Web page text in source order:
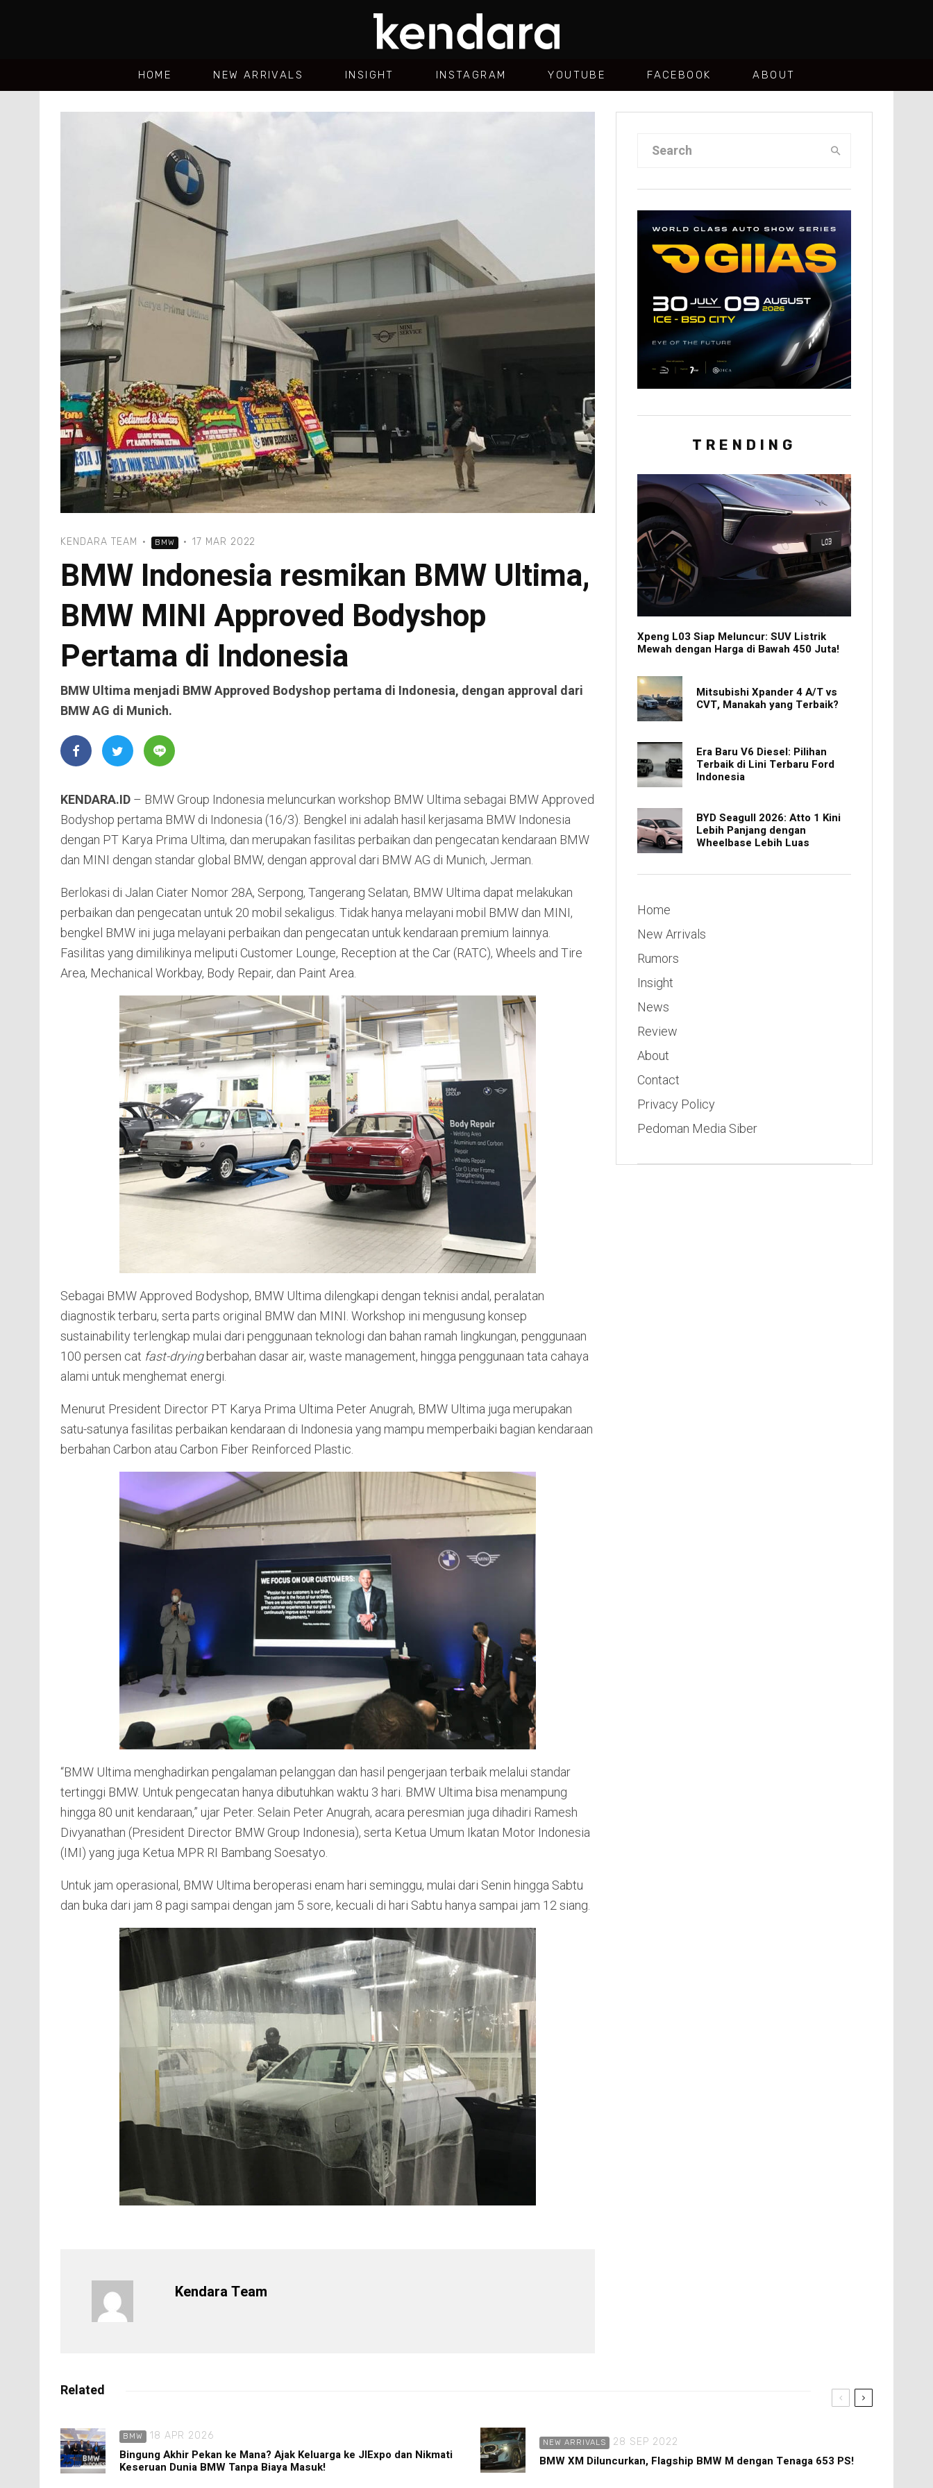
HOME NEW ARRIVALS INSIGHT INSTAGRAM YOUTUBE FACEBOOK ABOUT
KENDARA TEAM · BMW · 17 MAR 2022
BMW Indonesia resmikan BMW Ultima,
BMW MINI Approved Bodyshop
Pertama di Indonesia
BMW Ultima menjadi BMW Approved Bodyshop pertama di Indonesia, dengan approval dari
BMW AG di Munich.
KENDARA.ID – BMW Group Indonesia meluncurkan workshop BMW Ultima sebagai BMW Approved
Bodyshop pertama BMW di Indonesia (16/3). Bengkel ini adalah hasil kerjasama BMW Indonesia
dengan PT Karya Prima Ultima, dan merupakan fasilitas perbaikan dan pengecatan kendaraan BMW
dan MINI dengan standar global BMW, dengan approval dari BMW AG di Munich, Jerman.
Berlokasi di Jalan Ciater Nomor 28A, Serpong, Tangerang Selatan, BMW Ultima dapat melakukan
perbaikan dan pengecatan untuk 20 mobil sekaligus. Tidak hanya melayani mobil BMW dan MINI,
bengkel BMW ini juga melayani perbaikan dan pengecatan untuk kendaraan premium lainnya.
Fasilitas yang dimilikinya meliputi Customer Lounge, Reception at the Car (RATC), Wheels and Tire
Area, Mechanical Workbay, Body Repair, dan Paint Area.
Sebagai BMW Approved Bodyshop, BMW Ultima dilengkapi dengan teknisi andal, peralatan
diagnostik terbaru, serta parts original BMW dan MINI. Workshop ini mengusung konsep
sustainability terlengkap mulai dari penggunaan teknologi dan bahan ramah lingkungan, penggunaan
100 persen cat fast-dryingberbahan dasar air, waste management, hingga penggunaan tata cahaya
alami untuk menghemat energi.
Menurut President Director PT Karya Prima Ultima Peter Anugrah, BMW Ultima juga merupakan
satu-satunya fasilitas perbaikan kendaraan di Indonesia yang mampu memperbaiki bagian kendaraan
berbahan Carbon atau Carbon Fiber Reinforced Plastic.
“BMW Ultima menghadirkan pengalaman pelanggan dan hasil pengerjaan terbaik melalui standar
tertinggi BMW. Untuk pengecatan hanya dibutuhkan waktu 3 hari. BMW Ultima bisa menampung
hingga 80 unit kendaraan,” ujar Peter. Selain Peter Anugrah, acara peresmian juga dihadiri Ramesh
Divyanathan (President Director BMW Group Indonesia), serta Ketua Umum Ikatan Motor Indonesia
(IMI) yang juga Ketua MPR RI Bambang Soesatyo.
Untuk jam operasional, BMW Ultima beroperasi enam hari seminggu, mulai dari Senin hingga Sabtu
dan buka dari jam 8 pagi sampai dengan jam 5 sore, kecuali di hari Sabtu hanya sampai jam 12 siang.
Kendara Team
TRENDING
Xpeng L03 Siap Meluncur: SUV Listrik
Mewah dengan Harga di Bawah 450 Juta!
Mitsubishi Xpander 4 A/T vs
CVT, Manakah yang Terbaik?
Era Baru V6 Diesel: Pilihan
Terbaik di Lini Terbaru Ford
Indonesia
BYD Seagull 2026: Atto 1 Kini
Lebih Panjang dengan
Wheelbase Lebih Luas
Home
New Arrivals
Rumors
Insight
News
Review
About
Contact
Privacy Policy
Pedoman Media Siber
Related
BMW 18 APR 2026
Bingung Akhir Pekan ke Mana? Ajak Keluarga ke JIExpo dan Nikmati
Keseruan Dunia BMW Tanpa Biaya Masuk!
NEW ARRIVALS 28 SEP 2022
BMW XM Diluncurkan, Flagship BMW M dengan Tenaga 653 PS!